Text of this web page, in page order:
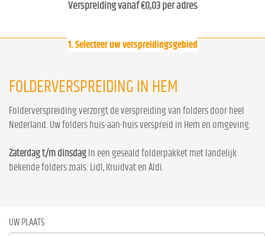
Verspreiding vanaf €0,03 per adres
1. Selecteer uw verspreidingsgebied
FOLDERVERSPREIDING IN HEM
Folderverspreiding verzorgt de verspreiding van folders door heel
Nederland. Uw folders huis-aan-huis verspreid in Hem en omgeving.
Zaterdag t/m dinsdag In een geseald folderpakket met landelijk
bekende folders zoals: Lidl, Kruidvat en Aldi.
UW PLAATS